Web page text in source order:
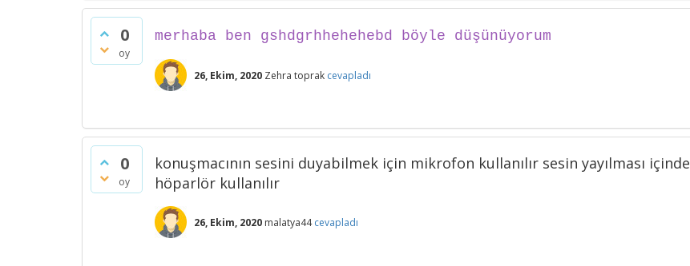
0
oy
merhaba ben gshdgrhhehehebd böyle düşünüyorum
26, Ekim, 2020 Zehra toprak cevapladı
0
oy
konuşmacının sesini duyabilmek için mikrofon kullanılır sesin yayılması içinde
höparlör kullanılır
26, Ekim, 2020 malatya44 cevapladı